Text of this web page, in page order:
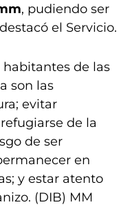
, pudiendo ser
el Servicio.
habitantes de las
son las
evitar
de la
de ser
en
y estar atento
(DIB) MM